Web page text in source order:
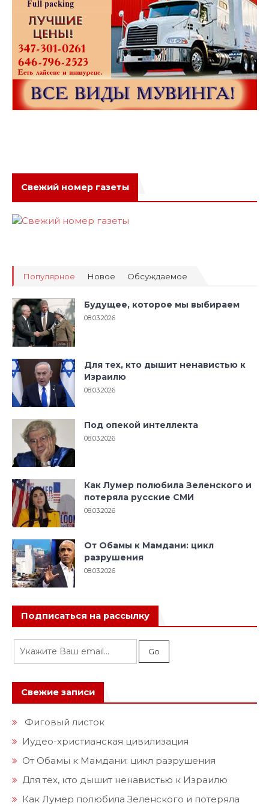
Свежий номер газеты
Популярное Новое Обсуждаемое
Будущее, которое мы выбираем
08.03.2026
Для тех, кто дышит ненавистью к
Израилю
08.03.2026
Под опекой интеллекта
08.03.2026
Как Лумер полюбила Зеленского и
потеряла русские СМИ
08.03.2026
От Обамы к Мамдани: цикл
разрушения
08.03.2026
Подписаться на рассылку
Свежие записи
Фиговый листок
Иудео-христианская цивилизация
От Обамы к Мамдани: цикл разрушения
Для тех, кто дышит ненавистью к Израилю
Как Лумер полюбила Зеленского и потеряла